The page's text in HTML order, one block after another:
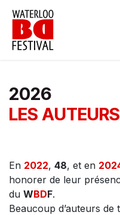
Se rendre au contenu
2026
LES AUTEURS
En 2022, 48, et en
honorer de leur
du WBDF.
Beaucoup d’auteurs